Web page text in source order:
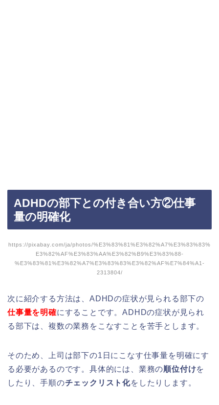
ADHDの部下との付き合い方②仕事
量の明確化
https://pixabay.com/ja/photos/%E3%83%81%E3%82%A7%E3%83%83%
E3%82%AF%E3%83%AA%E3%82%B9%E3%83%88-
%E3%83%81%E3%82%A7%E3%83%83%E3%82%AF%E7%84%A1-
2313804/
次に紹介する方法は、ADHDの症状が見られる部下の
仕事量を明確にすることです。ADHDの症状が見られ
る部下は、複数の業務をこなすことを苦手とします。
そのため、上司は部下の1日にこなす仕事量を明確にす
る必要があるのです。具体的には、業務の順位付けを
したり、手順のチェックリスト化をしたりします。